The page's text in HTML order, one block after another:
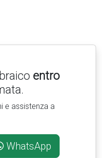
entro
e assistenza a
WhatsApp